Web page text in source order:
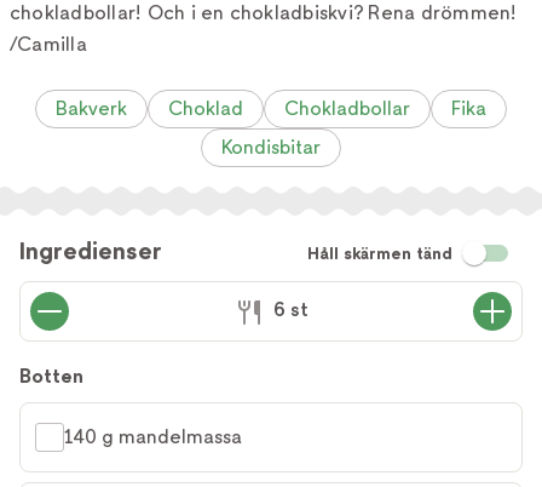
chokladbollar! Och i en chokladbiskvi? Rena drömmen!
/Camilla
Bakverk Choklad Chokladbollar
Fika
Kondisbitar
Ingredienser Håll skärmen tänd
6 st
Botten
140 g mandelmassa